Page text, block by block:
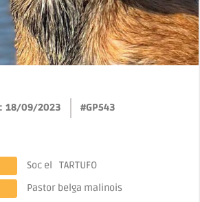
18/09/2023 #GP543
Soc el
TARTUFO
Pastor belga malinois